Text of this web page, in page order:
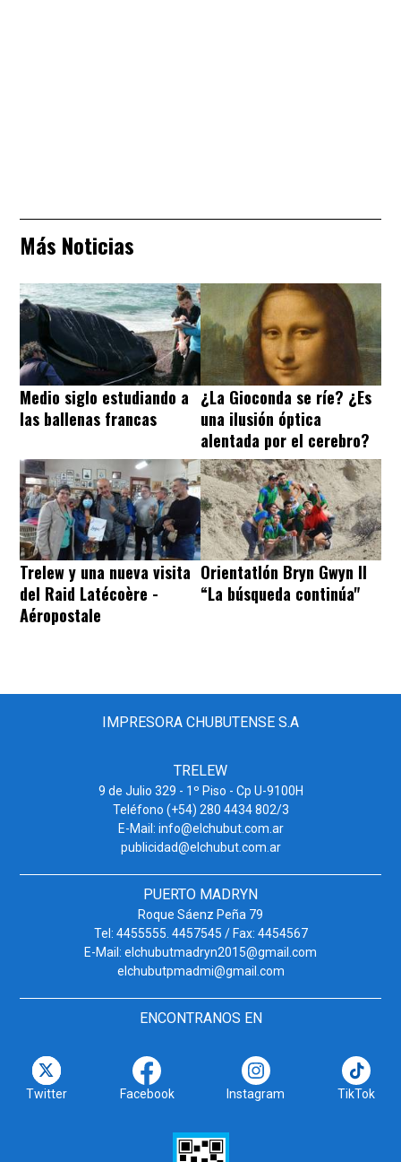
Más Noticias
Medio siglo estudiando a
las ballenas francas
¿La Gioconda se ríe? ¿Es
una ilusión óptica
alentada por el cerebro?
Trelew y una nueva visita
del Raid Latécoère -
Aéropostale
Orientatlón Bryn Gwyn II
“La búsqueda continúa"
IMPRESORA CHUBUTENSE S.A
TRELEW
9 de Julio 329 - 1º Piso - Cp U-9100H
Teléfono (+54) 280 4434 802/3
E-Mail: info@elchubut.com.ar
publicidad@elchubut.com.ar
PUERTO MADRYN
Roque Sáenz Peña 79
Tel: 4455555. 4457545 / Fax: 4454567
E-Mail: elchubutmadryn2015@gmail.com
elchubutpmadmi@gmail.com
ENCONTRANOS EN
Twitter Facebook Instagram TikTok